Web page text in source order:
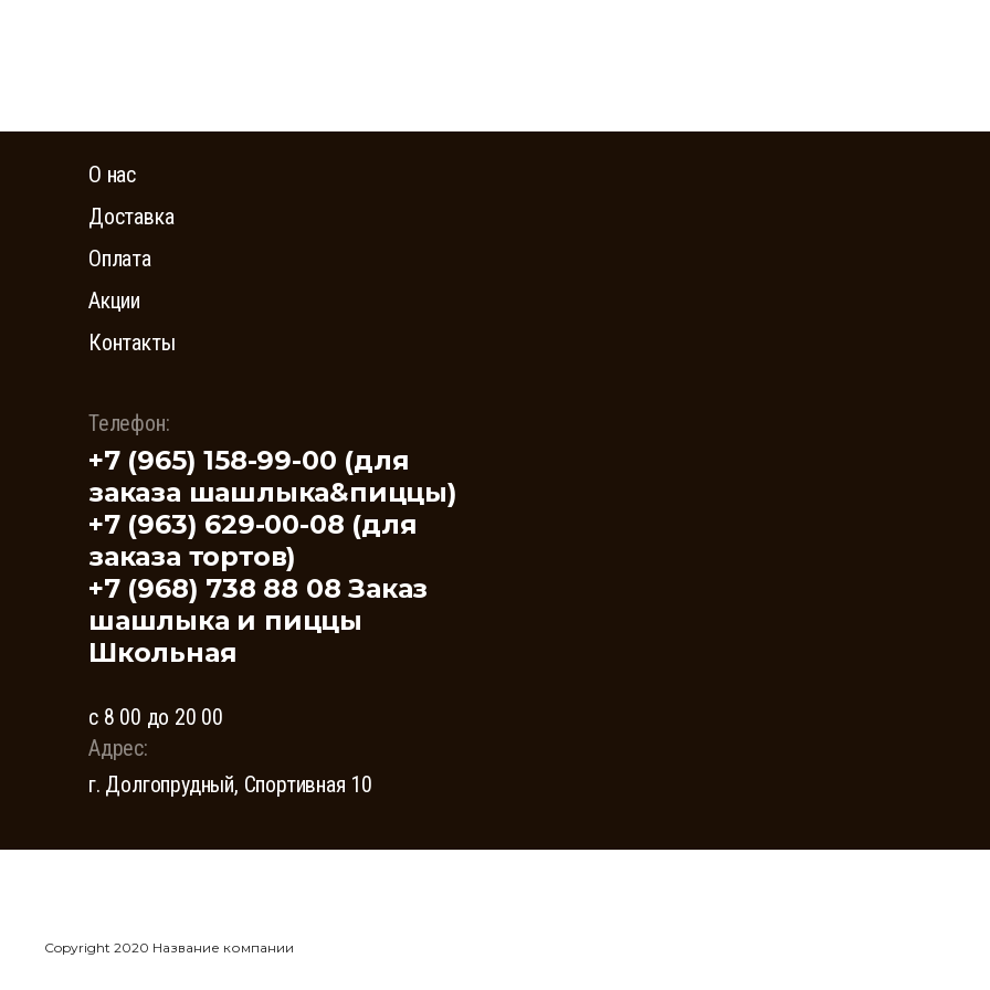
О нас
Доставка
Оплата
Акции
Контакты
Телефон:
+7 (965) 158-99-00 (для
заказа шашлыка&пиццы)
+7 (963) 629-00-08 (для
заказа тортов)
+7 (968) 738 88 08 Заказ
шашлыка и пиццы
Школьная
с 8 00 до 20 00
Адрес:
г. Долгопрудный, Спортивная 10
Copyright 2020 Название компании